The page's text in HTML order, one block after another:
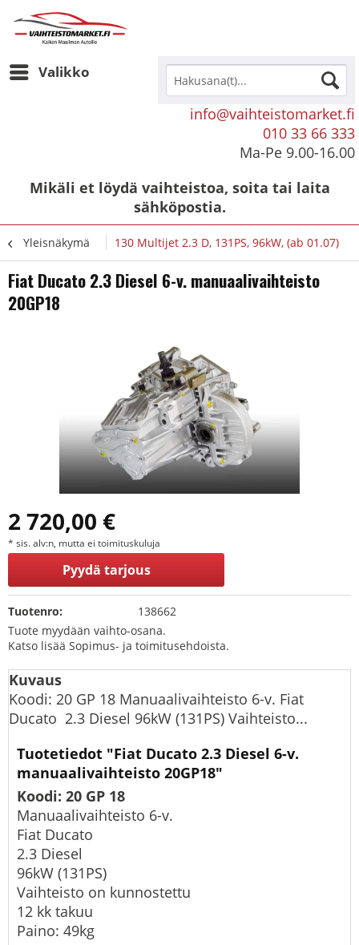
Valikko
info@vaihteistomarket.fi
010 33 66 333
Ma-Pe 9.00-16.00
Mikäli et löydä vaihteistoa, soita tai laita
sähköpostia.
Yleisnäkymä 130 Multijet 2.3 D, 131PS, 96kW, (ab 01.07)
Fiat Ducato 2.3 Diesel 6-v. manuaalivaihteisto
20GP18
2 720,00 €
* sis. alv:n, mutta ei toimituskuluja
Pyydä tarjous
Tuotenro:
138662
Tuote myydään vaihto-osana.
Katso lisää Sopimus- ja toimitusehdoista.
Kuvaus
Koodi: 20 GP 18 Manuaalivaihteisto 6-v. Fiat
Ducato 2.3 Diesel 96kW (131PS) Vaihteisto...
Tuotetiedot "Fiat Ducato 2.3 Diesel 6-v.
manuaalivaihteisto 20GP18"
Koodi: 20 GP 18
Manuaalivaihteisto 6-v.
Fiat Ducato
2.3 Diesel
96kW (131PS)
Vaihteisto on kunnostettu
12 kk takuu
Paino: 49kg